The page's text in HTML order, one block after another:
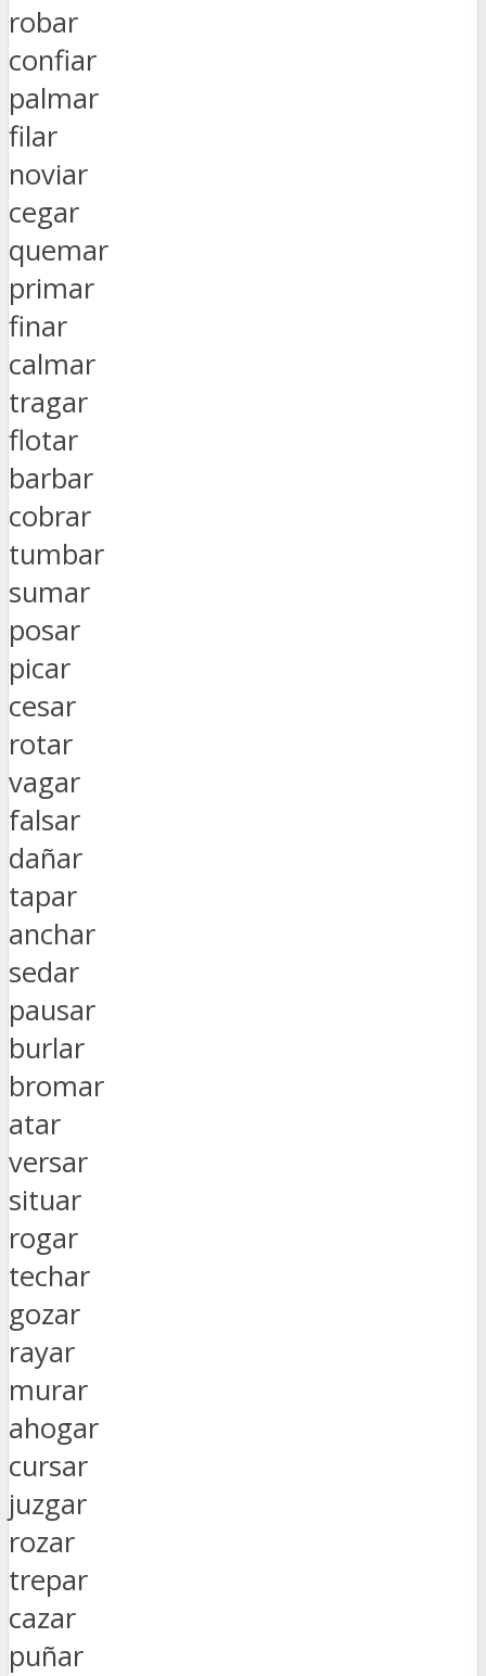
robar
confiar
palmar
filar
noviar
cegar
quemar
primar
finar
calmar
tragar
flotar
barbar
cobrar
tumbar
sumar
posar
picar
cesar
rotar
vagar
falsar
dañar
tapar
anchar
sedar
pausar
burlar
bromar
atar
versar
situar
rogar
techar
gozar
rayar
murar
ahogar
cursar
juzgar
rozar
trepar
cazar
puñar